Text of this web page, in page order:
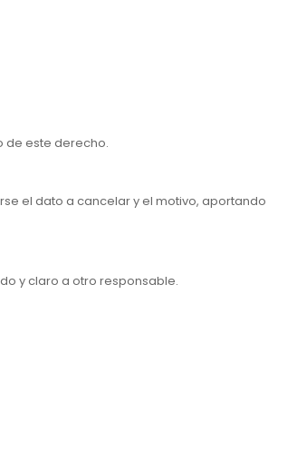
de este derecho.
el dato a cancelar y el motivo, aportando
y claro a otro responsable.